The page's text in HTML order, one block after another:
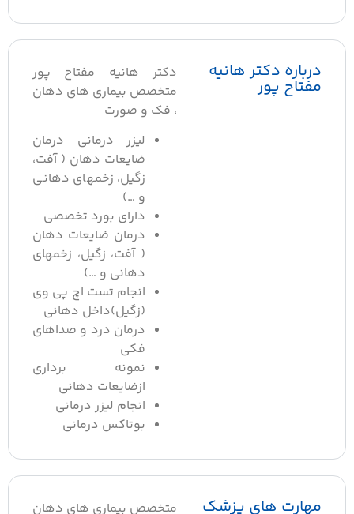
درباره دکتر هانیه
مفتاح پور
دکتر هانیه مفتاح پور
متخصص بیماری های دهان
، فک و صورت
لیزر درمانی درمان
ضایعات دهان ( آفت،
زگیل، زخمهای دهانی
و …)
دارای بورد تخصصی
درمان ضایعات دهان
( آفت، زگیل، زخمهای
دهانی و …)
انجام تست اچ پی وی
(زگیل)داخل دهانی
درمان درد و صداهای
فکی
نمونه برداری
ازضایعات دهانی
انجام لیزر درمانی
بوتاکس درمانی
مهارت های پزشک متخصص بیماری های دهان